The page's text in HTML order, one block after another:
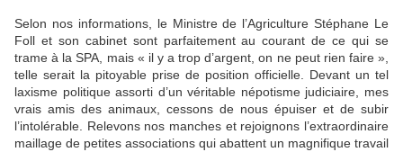
Selon nos informations, le Ministre de l’Agriculture Stéphane Le
Foll et son cabinet sont parfaitement au courant de ce qui se
trame à la SPA, mais « il y a trop d’argent, on ne peut rien faire »,
telle serait la pitoyable prise de position officielle. Devant un tel
laxisme politique assorti d’un véritable népotisme judiciaire, mes
vrais amis des animaux, cessons de nous épuiser et de subir
l’intolérable. Relevons nos manches et rejoignons l’extraordinaire
maillage de petites associations qui abattent un magnifique travail